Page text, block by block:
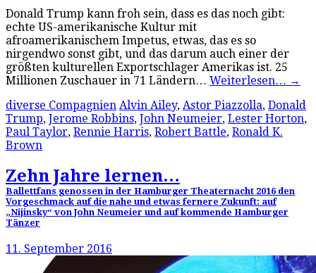
Donald Trump kann froh sein, dass es das noch gibt:
echte US-amerikanische Kultur mit
afroamerikanischem Impetus, etwas, das es so
nirgendwo sonst gibt, und das darum auch einer der
größten kulturellen Exportschlager Amerikas ist. 25
Millionen Zuschauer in 71 Ländern… Weiterlesen… →
diverse Compagnien Alvin Ailey, Astor Piazzolla, Donald
Trump, Jerome Robbins, John Neumeier, Lester Horton,
Paul Taylor, Rennie Harris, Robert Battle, Ronald K.
Brown
Zehn Jahre lernen…
Ballettfans genossen in der Hamburger Theaternacht 2016 den
Vorgeschmack auf die nahe und etwas fernere Zukunft: auf
„Nijinsky“ von John Neumeier und auf kommende Hamburger
Tänzer
11. September 2016